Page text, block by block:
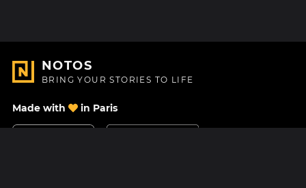
NOTOS
BRING YOUR STORIES TO LIFE
Made with in Paris